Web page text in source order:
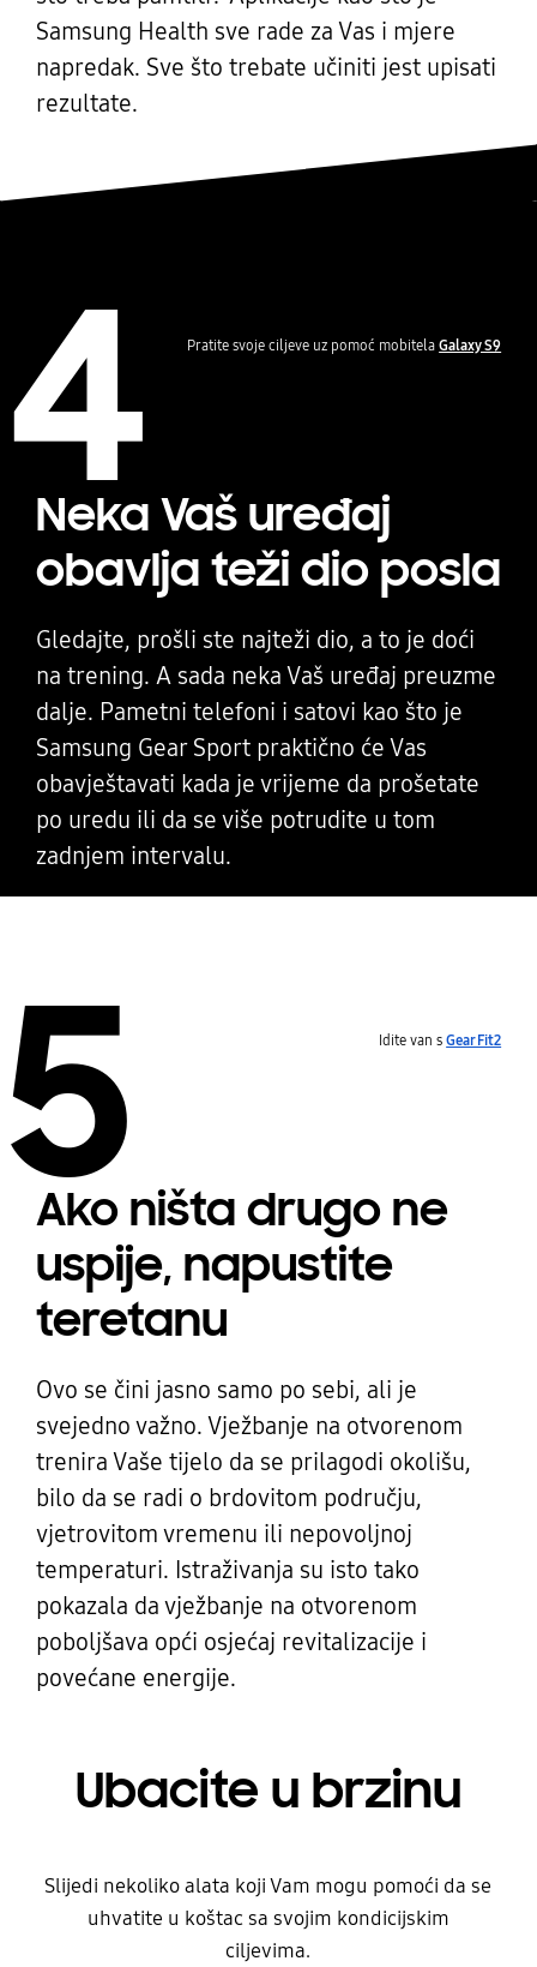
Samsung Health sve rade za Vas i mjere
napredak. Sve što trebate učiniti jest upisati
rezultate.
Pratite svoje ciljeve uz pomoć mobitelaGalaxy S9
4
Neka Vaš uređaj
obavlja teži dio posla
Gledajte, prošli ste najteži dio, a to je doći
na trening. A sada neka Vaš uređaj preuzme
dalje. Pametni telefoni i satovi kao što je
Samsung Gear Sport praktično će Vas
obavještavati kada je vrijeme da prošetate
po uredu ili da se više potrudite u tom
zadnjem intervalu.
Idite van sGear Fit2
5
Ako ništa drugo ne
uspije, napustite
teretanu
Ovo se čini jasno samo po sebi, ali je
svejedno važno. Vježbanje na otvorenom
trenira Vaše tijelo da se prilagodi okolišu,
bilo da se radi o brdovitom području,
vjetrovitom vremenu ili nepovoljnoj
temperaturi. Istraživanja su isto tako
pokazala da vježbanje na otvorenom
poboljšava opći osjećaj revitalizacije i
povećane energije.
Ubacite u brzinu
Slijedi nekoliko alata koji Vam mogu pomoći da se
uhvatite u koštac sa svojim kondicijskim
ciljevima.